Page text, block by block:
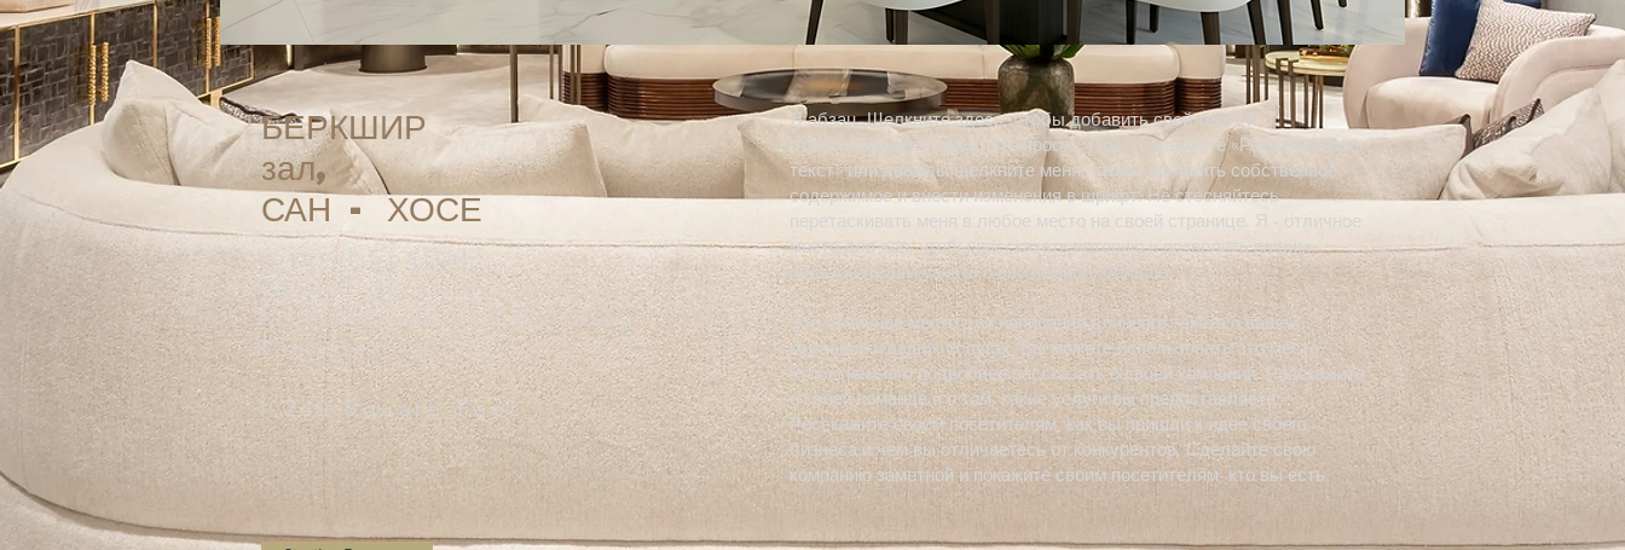
БЕРКШИР
зал,
САН - ХОСЕ
Lateral Spatial
Reconfiguration, Interior
Architecture and Building
Remodeling
1,240 Square Feet
Я абзац. Щелкните здесь, чтобы добавить свой текст и
отредактировать меня. Это просто. Просто нажмите «Редактировать
текст» или дважды щелкните меня, чтобы добавить собственное
содержимое и внести изменения в шрифт. Не стесняйтесь
перетаскивать меня в любое место на своей странице. Я - отличное
место для вас, чтобы рассказать историю и позволить вашим
пользователям узнать о вас немного больше.
Это отличное место для написания длинного текста о вашей
компании и ваших услугах. Вы можете использовать это место,
чтобы немного подробнее рассказать о своей компании. Расскажите
о своей команде и о том, какие услуги вы предоставляете.
Расскажите своим посетителям, как вы пришли к идее своего
бизнеса и чем вы отличаетесь от конкурентов. Сделайте свою
компанию заметной и покажите своим посетителям, кто вы есть.